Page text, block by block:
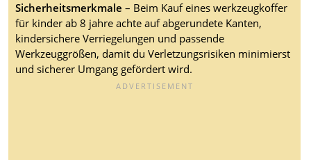
Sicherheitsmerkmale – Beim Kauf eines werkzeugkoffer
für kinder ab 8 jahre achte auf abgerundete Kanten,
kindersichere Verriegelungen und passende
Werkzeuggrößen, damit du Verletzungsrisiken minimierst
und sicherer Umgang gefördert wird.